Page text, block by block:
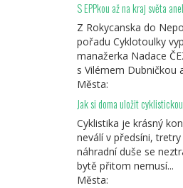
S EPPkou až na kraj světa
Z Rokycanska do
pořadu Cyklotoulky
manažerka Nadace
s Vilémem Dubničkou
Města:
Jak si doma uložit
Cyklistika je krásný
neválí v předsíni,
náhradní duše se
bytě přitom nemusí...
Města: